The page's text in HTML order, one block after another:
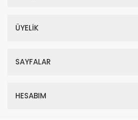
ÜYELİK
SAYFALAR
HESABIM